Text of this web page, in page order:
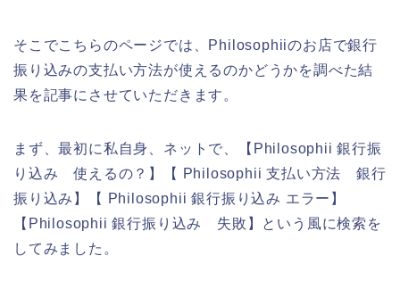
そこでこちらのページでは、Philosophiiのお店で銀行
振り込みの支払い方法が使えるのかどうかを調べた結
果を記事にさせていただきます。
まず、最初に私自身、ネットで、【Philosophii 銀行振
り込み 使えるの？】【 Philosophii 支払い方法 銀行
振り込み】【 Philosophii 銀行振り込み エラー】
【Philosophii 銀行振り込み 失敗】という風に検索を
してみました。